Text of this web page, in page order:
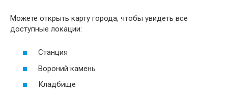
Можете открыть карту города, чтобы увидеть все
доступные локации:
Станция
Вороний камень
Кладбище